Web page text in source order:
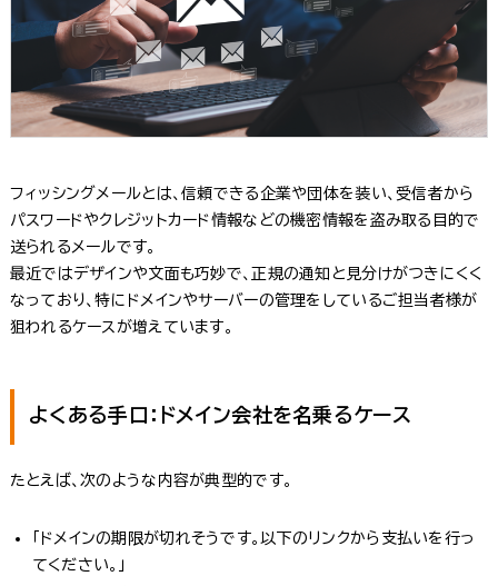
フィッシングメールとは、信頼できる企業や団体を装い、受信者から
パスワードやクレジットカード情報などの機密情報を盗み取る目的で
送られるメールです。
最近ではデザインや文面も巧妙で、正規の通知と見分けがつきにくく
なっており、特にドメインやサーバーの管理をしているご担当者様が
狙われるケースが増えています。
よくある手口：ドメイン会社を名乗るケース
たとえば、次のような内容が典型的です。
「ドメインの期限が切れそうです。以下のリンクから支払いを行っ
てください。」